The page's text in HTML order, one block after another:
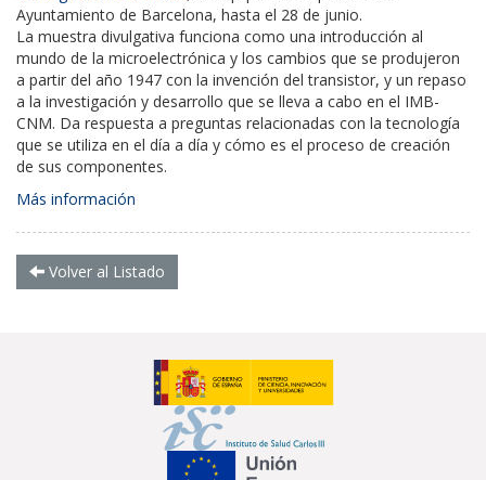
Ayuntamiento de Barcelona, hasta el 28 de junio.
La muestra divulgativa funciona como una introducción al
mundo de la microelectrónica y los cambios que se produjeron
a partir del año 1947 con la invención del transistor, y un repaso
a la investigación y desarrollo que se lleva a cabo en el IMB-
CNM. Da respuesta a preguntas relacionadas con la tecnología
que se utiliza en el día a día y cómo es el proceso de creación
de sus componentes.
Más información
Volver al Listado